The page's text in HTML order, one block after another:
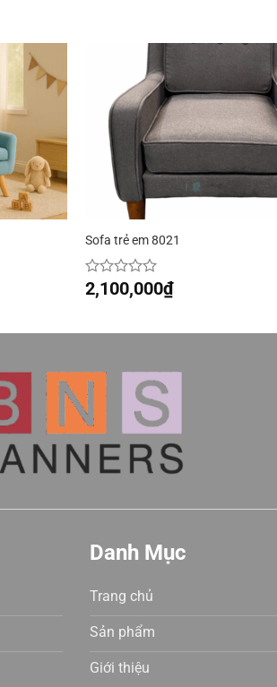
Sofa trẻ em 8021
Được
xếp
2,100,000₫
Danh Mục
Trang chủ
Sản phẩm
Giới thiệu